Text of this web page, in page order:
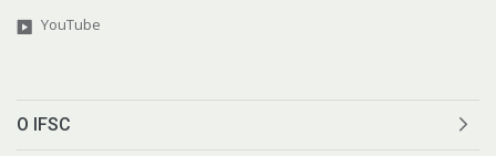
YouTube
O IFSC